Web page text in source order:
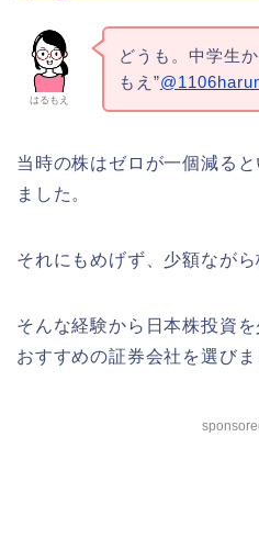
はるもえ
どうも。中学生
もえ”
当時の株はゼロが一個減る
ました。
それにもめげず、少額なが
そんな経験から日本株投資
おすすめの証券会社を選びま